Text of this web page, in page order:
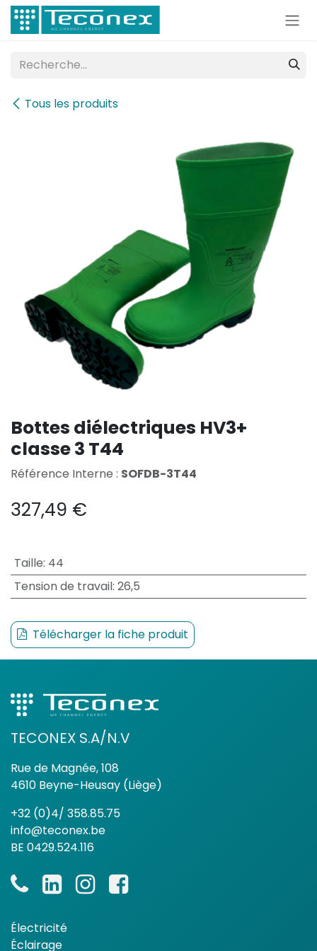
Se rendre au contenu
Tous les produits
Bottes diélectriques HV3+
classe 3 T44
Référence Interne : SOFDB-3T44
327,49 €
Taille: 44
Tension de travail: 26,5
Télécharger la fiche produit
TECONEX S.A/N.V
Rue de Magnée, 108
4610 Beyne-Heusay (Liège)
+32 (0)4/ 358.85.75
info@teconex.be
BE 0429.524.116
Électricité
Éclairage